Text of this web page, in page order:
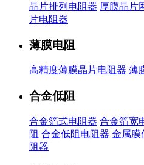
晶片排列电阻器 厚膜晶片
片电阻器
薄膜电阻
高精度薄膜晶片电阻器 薄
合金低阻
合金箔式电阻器 合金箔宽
阻 合金低阻电阻器 金属膜
阻器